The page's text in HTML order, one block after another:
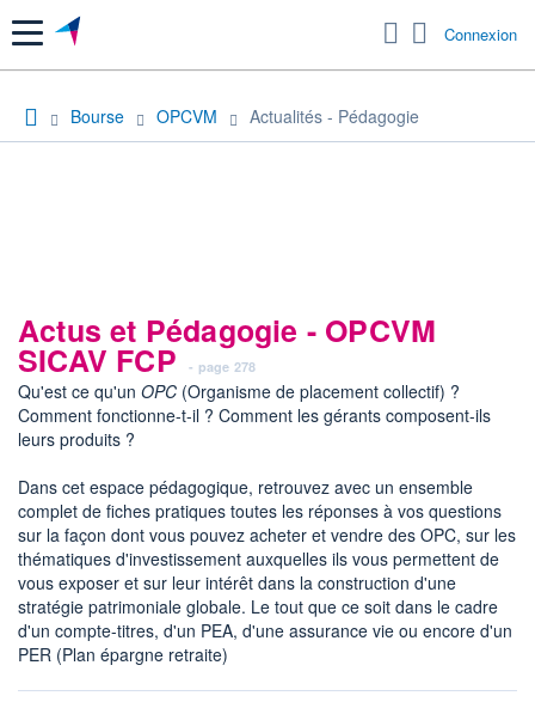
Menu Connexion
Bourse OPCVM Actualités - Pédagogie
Actus et Pédagogie - OPCVM
SICAV FCP - page 278
Qu'est ce qu'un OPC (Organisme de placement collectif) ?
Comment fonctionne-t-il ? Comment les gérants composent-ils
leurs produits ?
Dans cet espace pédagogique, retrouvez avec un ensemble
complet de fiches pratiques toutes les réponses à vos questions
sur la façon dont vous pouvez acheter et vendre des OPC, sur les
thématiques d'investissement auxquelles ils vous permettent de
vous exposer et sur leur intérêt dans la construction d'une
stratégie patrimoniale globale. Le tout que ce soit dans le cadre
d'un compte-titres, d'un PEA, d'une assurance vie ou encore d'un
PER (Plan épargne retraite)